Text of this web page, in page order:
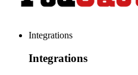
Integrations
Integrations